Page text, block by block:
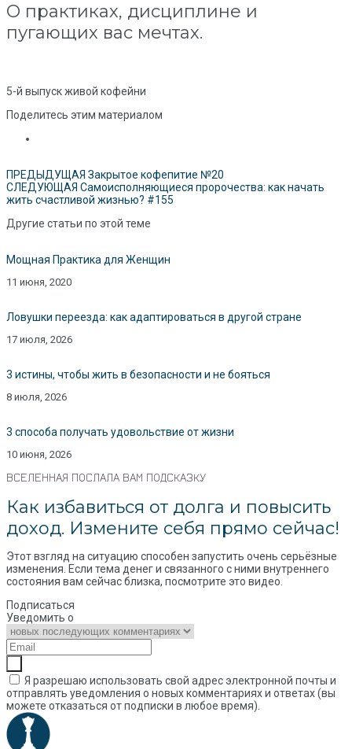
О практиках, дисциплине и
пугающих вас мечтах.
5-й выпуск живой кофейни
Поделитесь этим материалом
ПРЕДЫДУЩАЯ Закрытое кофепитие №20
СЛЕДУЮЩАЯ Самоисполняющиеся пророчества: как начать
жить счастливой жизнью? #155
Другие статьи по этой теме
Мощная Практика для Женщин
11 июня, 2020
Ловушки переезда: как адаптироваться в другой стране
17 июля, 2026
3 истины, чтобы жить в безопасности и не бояться
8 июля, 2026
3 способа получать удовольствие от жизни
10 июня, 2026
ВСЕЛЕННАЯ ПОСЛАЛА ВАМ ПОДСКАЗКУ
Как избавиться от долга и повысить
доход. Измените себя прямо сейчас!
Этот взгляд на ситуацию способен запустить очень серьёзные
изменения. Если тема денег и связанного с ними внутреннего
состояния вам сейчас близка, посмотрите это видео.
Подписаться
Уведомить о
Я разрешаю использовать свой адрес электронной почты и
отправлять уведомления о новых комментариях и ответах (вы
можете отказаться от подписки в любое время).